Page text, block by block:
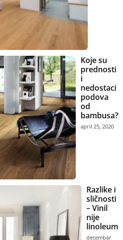
Koje su
prednosti
i
nedostaci
podova
od
bambusa?
april 25, 2020
Razlike i
sličnosti
– Vinil
nije
linoleum
decembar